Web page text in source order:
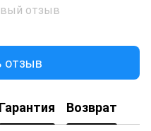
отзыв
отзыв
Гарантия Возврат